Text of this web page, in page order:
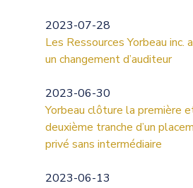
2023-07-28
Les Ressources Yorbeau inc.
un changement d’auditeur
2023-06-30
Yorbeau clôture la première
deuxième tranche d’un
privé sans intermédiaire
2023-06-13